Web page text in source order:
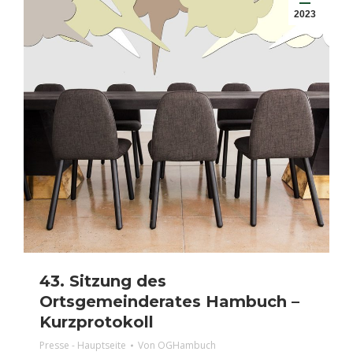
2023
43. Sitzung des
Ortsgemeinderates Hambuch –
Kurzprotokoll
Presse - Hauptseite Von OGHambuch